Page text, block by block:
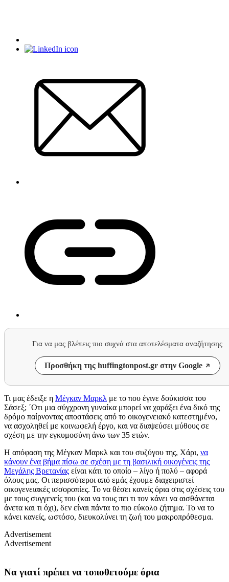
Για να μας βλέπεις πιο συχνά στα αποτελέσματα αναζήτησης
Προσθήκη της huffingtonpost.gr στην Google
Τι μας έδειξε η Μέγκαν Μαρκλ με το που έγινε δούκισσα του
Σάσεξ; ΄Οτι μια σύγχρονη γυναίκα μπορεί να χαράξει ένα δικό της
δρόμο παίρνοντας αποστάσεις από το οικογενειακό κατεστημένο,
να ασχοληθεί με κοινωφελή έργο, και να διαψεύσει μύθους σε
σχέση με την εγκυμοσύνη άνω των 35 ετών.
Η απόφαση της Μέγκαν Μαρκλ και του συζύγου της, Χάρι, να
κάνουν ένα βήμα πίσω σε σχέση με τη βασιλική οικογένεις της
Μεγάλης Βρετανίας είναι κάτι το οποίο – λίγο ή πολύ – αφορά
όλους μας. Οι περισσότεροι από εμάς έχουμε διαχειριστεί
οικογενειακές ισσοροπίες. Το να θέσει κανείς όρια στις σχέσεις του
με τους συγγενείς του (και να τους πει τι τον κάνει να αισθάνεται
άνετα και τι όχι), δεν είναι πάντα το πιο εύκολο ζήτημα. Το να το
κάνει κανείς, ωστόσο, διευκολύνει τη ζωή του μακροπρόθεσμα.
Advertisement
Advertisement
Να γιατί πρέπει να τοποθετούμε όρια